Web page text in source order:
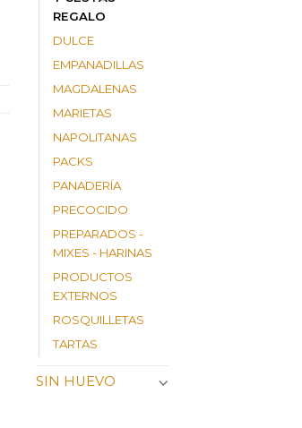
REGALO
DULCE
EMPANADILLAS
MAGDALENAS
MARIETAS
NAPOLITANAS
PACKS
PANADERÍA
PRECOCIDO
PREPARADOS -
MIXES - HARINAS
PRODUCTOS
EXTERNOS
ROSQUILLETAS
TARTAS
SIN HUEVO